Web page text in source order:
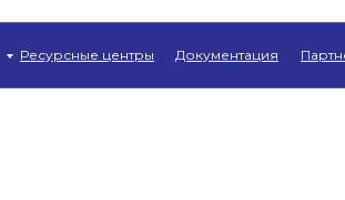
Документация
Ресурсные центры